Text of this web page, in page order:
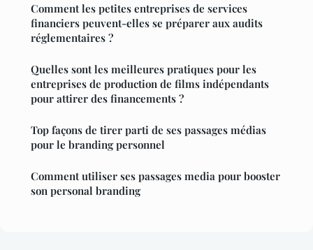
Comment les petites entreprises de services
financiers peuvent-elles se préparer aux audits
réglementaires ?
Quelles sont les meilleures pratiques pour les
entreprises de production de films indépendants
pour attirer des financements ?
Top façons de tirer parti de ses passages médias
pour le branding personnel
Comment utiliser ses passages media pour booster
son personal branding